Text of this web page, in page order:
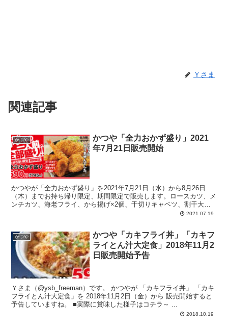
Ｙさま
関連記事
かつや
かつや「全力おかず盛り」2021
年7月21日販売開始
かつやが「全力おかず盛り」を2021年7月21日（水）から8月26日
（木）までお持ち帰り限定、期間限定で販売します。ロースカツ、メ
ンチカツ、海老フライ、から揚げ×2個、千切りキャベツ、割干大根
漬、タルタルソース、といった構成。おかずだけで容器いっぱいなの
2021.07.19
かつや
かつや「カキフライ丼」「カキフ
ライとん汁大定食」2018年11月2
日販売開始予告
Ｙさま（@ysb_freeman）です。 かつやが 「カキフライ丼」 「カキ
フライとん汁大定食」を 2018年11月2日（金）から 販売開始すると
予告していますね。 ■実際に賞味した様子はコチラ～ ...
2018.10.19